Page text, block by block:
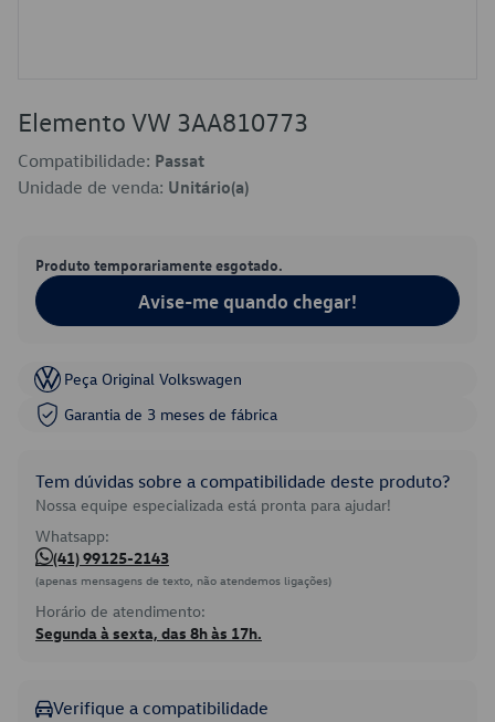
Elemento VW 3AA810773
Compatibilidade: Passat
Unidade de venda: Unitário(a)
Produto temporariamente esgotado.
Avise-me quando chegar!
Peça Original Volkswagen
Garantia de 3 meses de fábrica
Tem dúvidas sobre a compatibilidade deste produto?
Nossa equipe especializada está pronta para ajudar!
Whatsapp:
(41) 99125-2143
(apenas mensagens de texto, não atendemos ligações)
Horário de atendimento:
Segunda à sexta, das 8h às 17h.
Verifique a compatibilidade